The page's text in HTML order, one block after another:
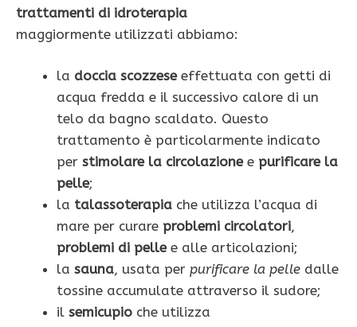
trattamenti di idroterapia
maggiormente utilizzati abbiamo:
la doccia scozzeseeffettuata con getti di
acqua fredda e il successivo calore di un
telo da bagno scaldato. Questo
trattamento è particolarmente indicato
per stimolare la circolazionee purificare la
pelle;
la talassoterapia che utilizza l’acqua di
mare per curare problemi circolatori,
problemi di pellee alle articolazioni;
la sauna, usata per purificare la pelle dalle
tossine accumulate attraverso il sudore;
il semicupio che utilizza